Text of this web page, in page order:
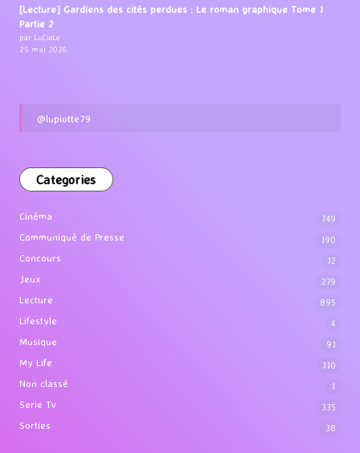
[Lecture] Gardiens des cités perdues : Le roman graphique Tome 1
Partie 2
par LuCioLe
25 mai 2026
@lupiotte79
Categories
Cinéma 749
Communiqué de Presse 190
Concours 12
Jeux 279
Lecture 895
Lifestyle 4
Musique 91
My Life 110
Non classé 1
Serie Tv 335
Sorties 38